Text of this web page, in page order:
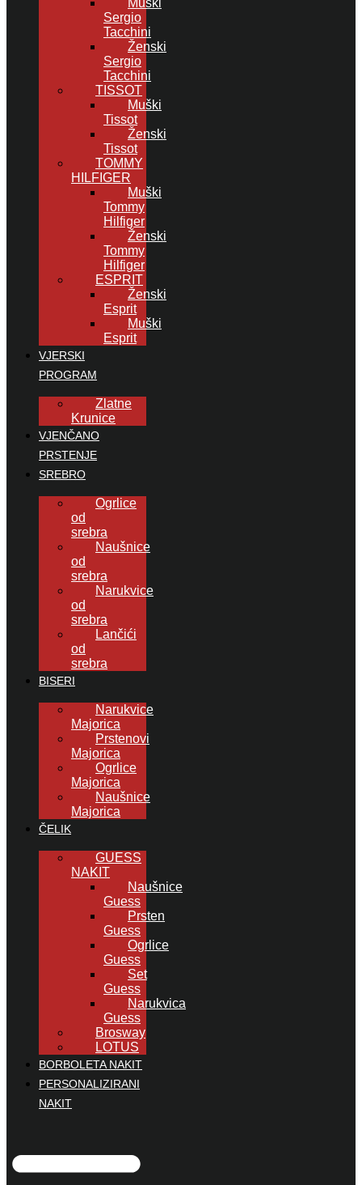
Muški
Sergio
Tacchini
Ženski
Sergio
Tacchini
TISSOT
Muški
Tissot
Ženski
Tissot
TOMMY
HILFIGER
Muški
Tommy
Hilfiger
Ženski
Tommy
Hilfiger
ESPRIT
Ženski
Esprit
Muški
Esprit
VJERSKI
PROGRAM
Zlatne
Krunice
VJENČANO
PRSTENJE
SREBRO
Ogrlice
od
srebra
Naušnice
od
srebra
Narukvice
od
srebra
Lančići
od
srebra
BISERI
Narukvice
Majorica
Prstenovi
Majorica
Ogrlice
Majorica
Naušnice
Majorica
ČELIK
GUESS
NAKIT
Naušnice
Guess
Prsten
Guess
Ogrlice
Guess
Set
Guess
Narukvica
Guess
Brosway
LOTUS
BORBOLETA NAKIT
PERSONALIZIRANI
NAKIT